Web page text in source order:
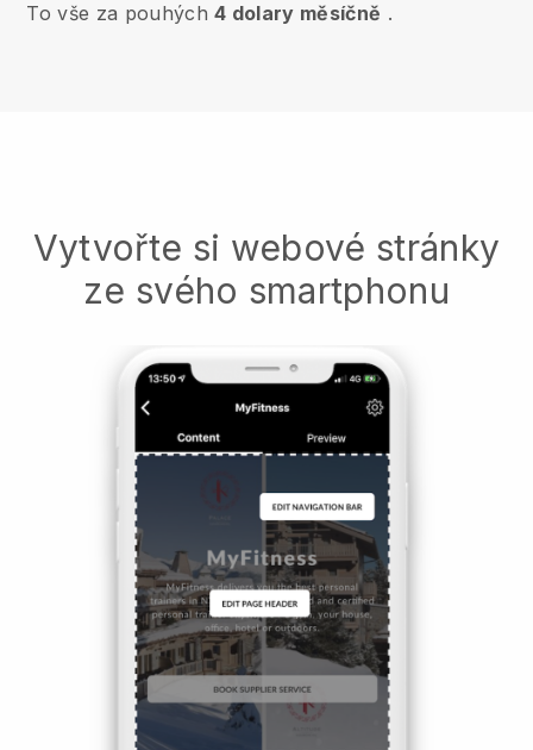
To vše za pouhých4 dolary měsíčně .
Vytvořte si webové stránky
ze svého smartphonu